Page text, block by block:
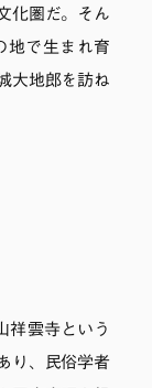
化圏だ。そん
地で生まれ育
大地郎を訪ね
祥雲寺という
り、民俗学者